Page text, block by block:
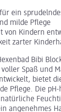
ein
milde Pflege
von Kindern
zarter
Bibi
Spaß und
bietet
Pflege. Die
angenehmes